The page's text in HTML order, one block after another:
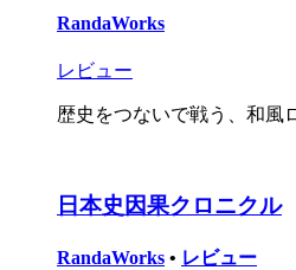
RandaWorks
レビュー
歴史をつないで戦う、和風
日本史因果クロニクル
RandaWorks • レビュー